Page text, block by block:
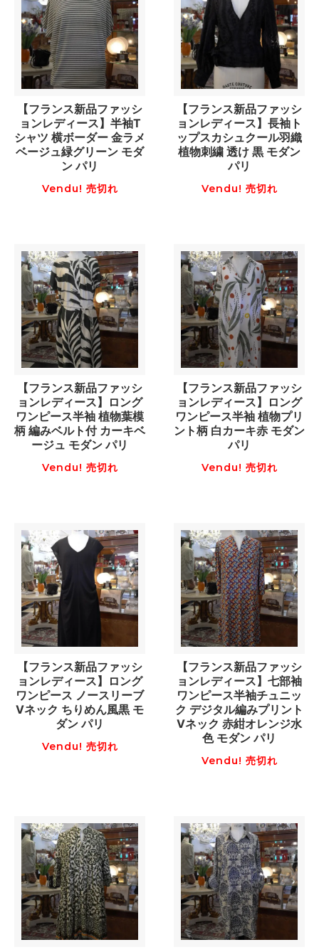
【フランス新品ファッシ
ョンレディース】半袖T
シャツ 横ボーダー 金ラメ
ベージュ緑グリーン モダ
ン パリ
Vendu! 売切れ
【フランス新品ファッシ
ョンレディース】長袖ト
ップスカシュクール羽織
植物刺繍 透け 黒 モダン
パリ
Vendu! 売切れ
【フランス新品ファッシ
ョンレディース】ロング
ワンピース半袖 植物葉模
柄 編みベルト付 カーキベ
ージュ モダン パリ
Vendu! 売切れ
【フランス新品ファッシ
ョンレディース】ロング
ワンピース半袖 植物プリ
ント柄 白カーキ赤 モダン
パリ
Vendu! 売切れ
【フランス新品ファッシ
ョンレディース】ロング
ワンピース ノースリーブ
Vネック ちりめん風黒 モ
ダン パリ
Vendu! 売切れ
【フランス新品ファッシ
ョンレディース】七部袖
ワンピース半袖チュニッ
ク デジタル編みプリント
Vネック 赤紺オレンジ水
色 モダン パリ
Vendu! 売切れ